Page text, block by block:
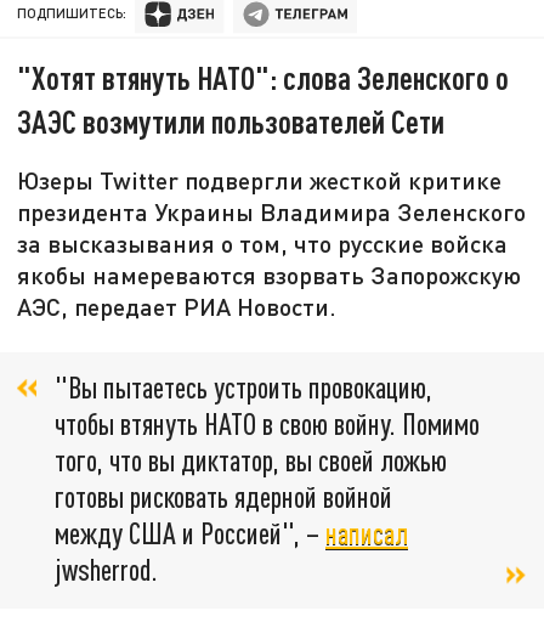
ПОДПИШИТЕСЬ:
"Хотят втянуть НАТО": слова Зеленского о
ЗАЭС возмутили пользователей Сети
Юзеры Twitter подвергли жесткой критике
президента Украины Владимира Зеленского
за высказывания о том, что русские войска
якобы намереваются взорвать Запорожскую
АЭС, передает РИА Новости.
"Вы пытаетесь устроить провокацию,
чтобы втянуть НАТО в свою войну. Помимо
того, что вы диктатор, вы своей ложью
готовы рисковать ядерной войной
между США и Россией", – написал
jwsherrod.